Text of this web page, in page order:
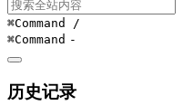
⌘Command /
⌘Command -
历史记录